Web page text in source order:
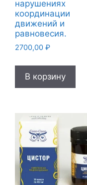
нарушениях
координации
движений и
равновесия.
2700,00 ₽
В корзину